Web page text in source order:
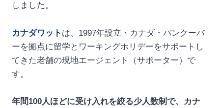
しました。
カナダワット は、1997年設立・カナダ・バンクーバ
ーを拠点に留学とワーキングホリデーをサポートし
てきた老舗の現地エージェント（サポーター）で
す。
年間100人ほどに受け入れを絞る少人数制で、カナ